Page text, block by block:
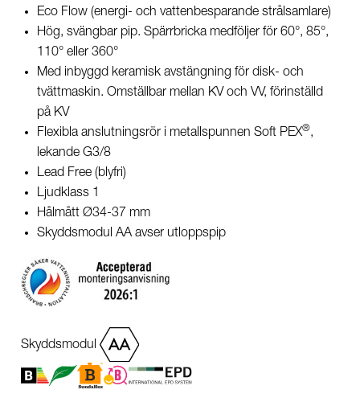
Eco Flow (energi- och vattenbesparande strålsamlare)
Hög, svängbar pip. Spärrbricka medföljer för 60°, 85°,
110° eller 360°
Med inbyggd keramisk avstängning för disk- och
tvättmaskin. Omställbar mellan KV och VV, förinställd
på KV
Flexibla anslutningsrör i metallspunnen Soft PEX®,
lekande G3/8
Lead Free (blyfri)
Ljudklass 1
Hålmått Ø34-37 mm
Skyddsmodul AA avser utloppspip
Skyddsmodul